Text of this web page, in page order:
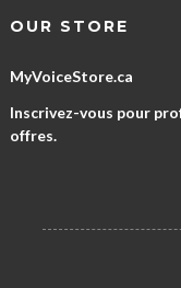
OUR STORE
MyVoiceStore.ca
Inscrivez-vous pour
offres.